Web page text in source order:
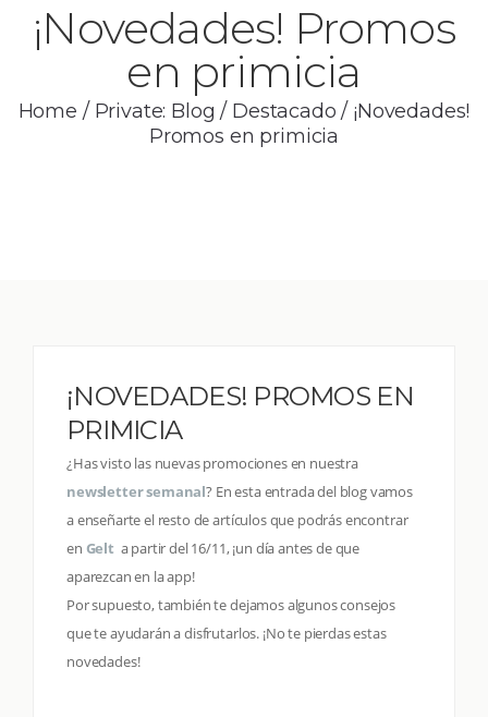
¡Novedades! Promos
en primicia
Home / Private: Blog / Destacado / ¡Novedades!
Promos en primicia
¡NOVEDADES! PROMOS EN
PRIMICIA
¿Has visto las nuevas promociones en nuestra
newsletter semanal? En esta entrada del blog vamos
a enseñarte el resto de artículos que podrás encontrar
en Gelt a partir del 16/11, ¡un día antes de que
aparezcan en la app!
Por supuesto, también te dejamos algunos consejos
que te ayudarán a disfrutarlos. ¡No te pierdas estas
novedades!